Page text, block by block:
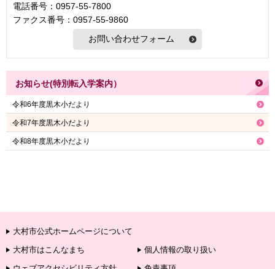
電話番号：0957-55-7800
ファクス番号：0957-55-9860
お知らせ(特別転入学案内）
令和6年度黒木小だより
令和7年度黒木小だより
令和8年度黒木小だより
大村市公式ホームページについて
大村市はこんなまち
個人情報の取り扱い